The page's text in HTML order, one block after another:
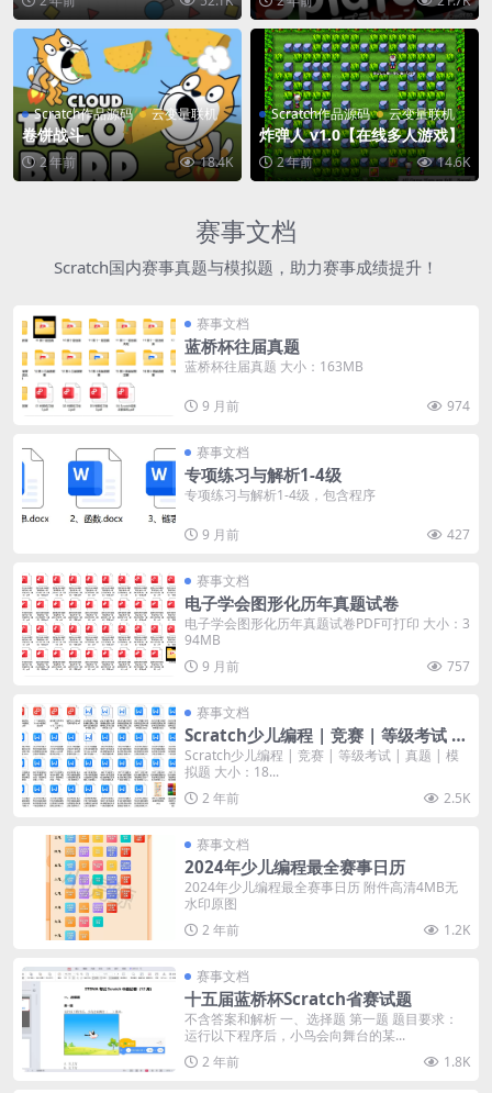
Scratch作品源码 云变量联机
卷饼战斗
2 年前 18.4K
Scratch作品源码 云变量联机
炸弹人 v1.0【在线多人游戏】
2 年前 14.6K
赛事文档
Scratch国内赛事真题与模拟题，助力赛事成绩提升！
赛事文档
蓝桥杯往届真题
蓝桥杯往届真题 大小：163MB
9 月前 974
赛事文档
专项练习与解析1-4级
专项练习与解析1-4级，包含程序
9 月前 427
赛事文档
电子学会图形化历年真题试卷
电子学会图形化历年真题试卷PDF可打印 大小：3
94MB
9 月前
757
赛事文档
Scratch少儿编程 | 竞赛 | 等级考试 |
真题 | 模拟题
Scratch少儿编程 | 竞赛 | 等级考试 | 真题 | 模
拟题 大小：18...
2 年前
2.5K
赛事文档
2024年少儿编程最全赛事日历
2024年少儿编程最全赛事日历 附件高清4MB无
水印原图
2 年前
1.2K
赛事文档
十五届蓝桥杯Scratch省赛试题
不含答案和解析 一、选择题 第一题 题目要求：
运行以下程序后，小鸟会向舞台的某...
2 年前
1.8K